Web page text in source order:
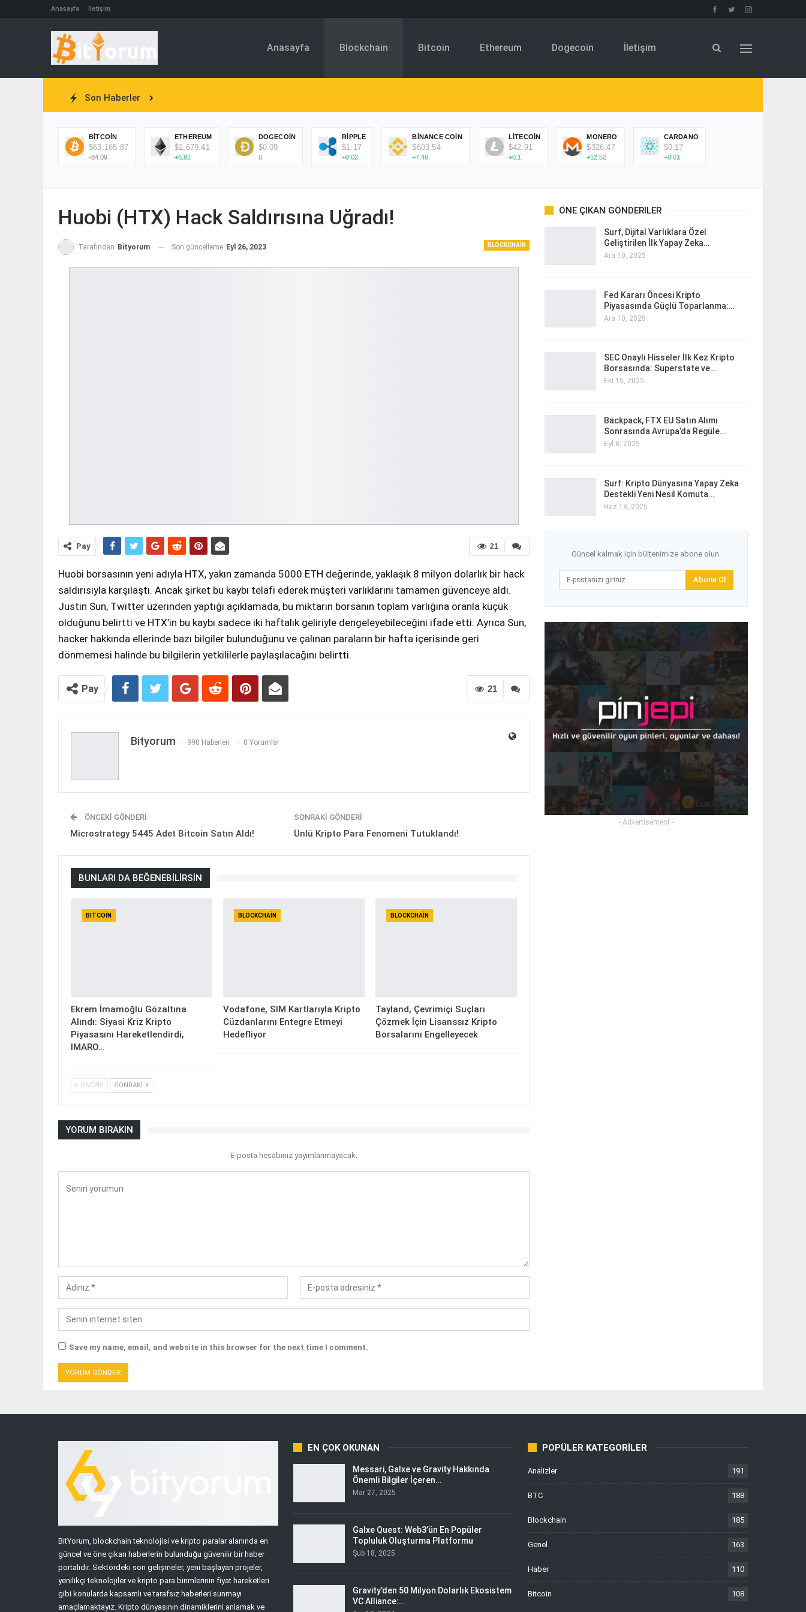
Anasayfa İletişim
Anasayfa Blockchain Bitcoin Ethereum Dogecoin İletişim
Son Haberler
BITCOIN
$63,165.87
-84.09
ETHEREUM
$1,679.41
+6.82
DOGECOIN
$0.09
0
RIPPLE
$1.17
+0.02
BINANCE COIN
$603.54
+7.46
LITECOIN
$42.91
+0.1
MONERO
$326.47
+12.52
CARDANO
$0.17
+0.01
Huobi (HTX) Hack Saldırısına Uğradı!
BLOCKCHAIN
Tarafından Bityorum Son güncelleme Eyl 26, 2023
21
Pay
Huobi borsasının yeni adıyla HTX, yakın zamanda 5000 ETH değerinde, yaklaşık 8 milyon dolarlık bir hack
saldırısıyla karşılaştı. Ancak şirket bu kaybı telafi ederek müşteri varlıklarını tamamen güvenceye aldı.
Justin Sun, Twitter üzerinden yaptığı açıklamada, bu miktarın borsanın toplam varlığına oranla küçük
olduğunu belirtti ve HTX’in bu kaybı sadece iki haftalık geliriyle dengeleyebileceğini ifade etti. Ayrıca Sun,
hacker hakkında ellerinde bazı bilgiler bulunduğunu ve çalınan paraların bir hafta içerisinde geri
dönmemesi halinde bu bilgilerin yetkililerle paylaşılacağını belirtti.
21
Pay
Bityorum 990 Haberleri 0 Yorumlar
ÖNCEKI GÖNDERI
Microstrategy 5445 Adet Bitcoin Satın Aldı!
SONRAKI GÖNDERI
Ünlü Kripto Para Fenomeni Tutuklandı!
BUNLARI DA BEĞENEBILIRSIN
BITCOIN
Ekrem İmamoğlu Gözaltına
Alındı: Siyasi Kriz Kripto
Piyasasını Hareketlendirdi,
IMARO…
BLOCKCHAIN
Vodafone, SIM Kartlarıyla Kripto
Cüzdanlarını Entegre Etmeyi
Hedefliyor
BLOCKCHAIN
Tayland, Çevrimiçi Suçları
Çözmek İçin Lisanssız Kripto
Borsalarını Engelleyecek
ÖNCEKI SONRAKI
YORUM BIRAKIN
E-posta hesabınız yayımlanmayacak.
Save my name, email, and website in this browser for the next time I comment.
ÖNE ÇIKAN GÖNDERILER
Surf, Dijital Varlıklara Özel
Geliştirilen İlk Yapay Zeka…
Ara 10, 2025
Fed Kararı Öncesi Kripto
Piyasasında Güçlü Toparlanma:…
Ara 10, 2025
SEC Onaylı Hisseler İlk Kez Kripto
Borsasında: Superstate ve…
Eki 15, 2025
Backpack, FTX EU Satın Alımı
Sonrasında Avrupa’da Regüle…
Eyl 8, 2025
Surf: Kripto Dünyasına Yapay Zeka
Destekli Yeni Nesil Komuta…
Haz 18, 2025
Güncel kalmak için bültenimize abone olun.
Abone Ol
- Advertisement -
BitYorum, blockchain teknolojisi ve kripto paralar alanında en
güncel ve öne çıkan haberlerin bulunduğu güvenilir bir haber
portalıdır. Sektördeki son gelişmeler, yeni başlayan projeler,
yenilikçi teknolojiler ve kripto para birimlerinin fiyat hareketleri
gibi konularda kapsamlı ve tarafsız haberleri sunmayı
amaçlamaktayız. Kripto dünyasının dinamiklerini anlamak ve
EN ÇOK OKUNAN
Messari, Galxe ve Gravity Hakkında
Önemli Bilgiler İçeren…
Mar 27, 2025
Galxe Quest: Web3’ün En Popüler
Topluluk Oluşturma Platformu
Şub 18, 2025
Gravity’den 50 Milyon Dolarlık Ekosistem
VC Alliance:…
POPÜLER KATEGORILER
Analizler 191
BTC 188
Blockchain 185
Genel 163
Haber 110
Bitcoin 108